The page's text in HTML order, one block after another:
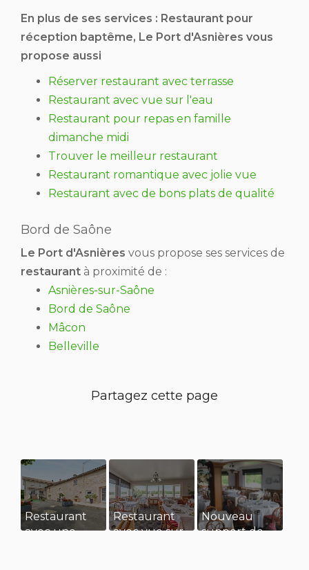
En plus de ses services : Restaurant pour
réception baptême, Le Port d'Asnières vous
propose aussi
Réserver restaurant avec terrasse
Restaurant avec vue sur l'eau
Restaurant pour repas en famille
dimanche midi
Trouver le meilleur restaurant
Restaurant romantique avec jolie vue
Restaurant avec de bons plats de qualité
Bord de Saône
Le Port d'Asnières vous propose ses services de
restaurant à proximité de :
Asnières-sur-Saône
Bord de Saône
Mâcon
Belleville
Restaurant
avec une
Restaurant
avec vue sur
Nouveau
support de